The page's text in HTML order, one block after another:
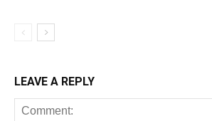
LEAVE A REPLY